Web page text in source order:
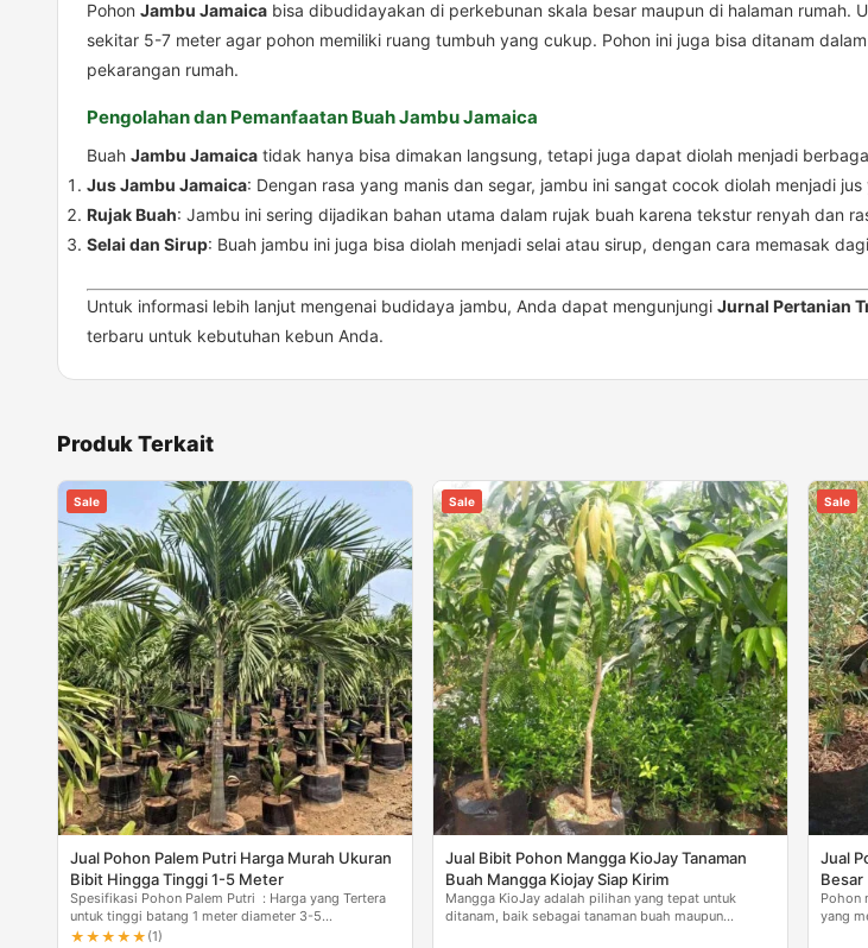
Pohon Jambu Jamaica bisa dibudidayakan di perkebunan skala besar maupun di halaman
sekitar 5-7 meter agar pohon memiliki ruang tumbuh yang cukup. Pohon ini juga bisa ditanam
pekarangan rumah.
Pengolahan dan Pemanfaatan Buah Jambu Jamaica
Buah Jambu Jamaica tidak hanya bisa dimakan langsung, tetapi juga dapat diolah menjadi
Jus Jambu Jamaica: Dengan rasa yang manis dan segar, jambu ini sangat cocok diolah menjadi
Rujak Buah: Jambu ini sering dijadikan bahan utama dalam rujak buah karena tekstur renyah dan
Selai dan Sirup: Buah jambu ini juga bisa diolah menjadi selai atau sirup, dengan cara memasak
Untuk informasi lebih lanjut mengenai budidaya jambu, Anda dapat mengunjungi Jurnal Pertanian
terbaru untuk kebutuhan kebun Anda.
Produk Terkait
Sale
Jual Pohon Palem Putri Harga Murah Ukuran
Bibit Hingga Tinggi 1-5 Meter
Spesifikasi Pohon Palem Putri : Harga yang Tertera
untuk tinggi batang 1 meter diameter 3-5...
★ ★ ★ ★ ★ (1)
Sale
Jual Bibit Pohon Mangga KioJay Tanaman
Buah Mangga Kiojay Siap Kirim
Mangga KioJay adalah pilihan yang tepat untuk
ditanam, baik sebagai tanaman buah maupun
Sale
Jual
Besar
Pohon
yang